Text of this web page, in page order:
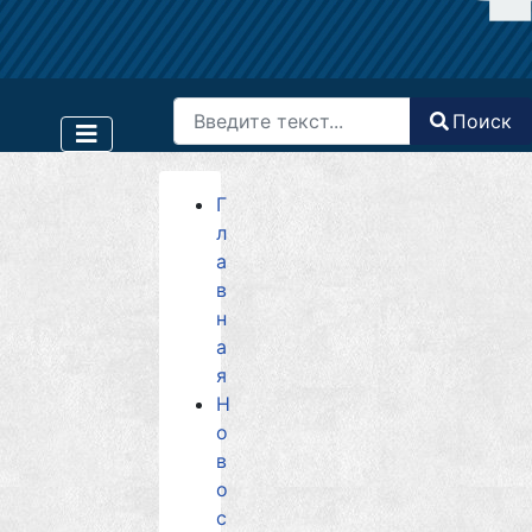
Поиск
Type 2 or more characters for results.
Поиск
Г
л
а
в
н
а
я
Н
о
в
о
с